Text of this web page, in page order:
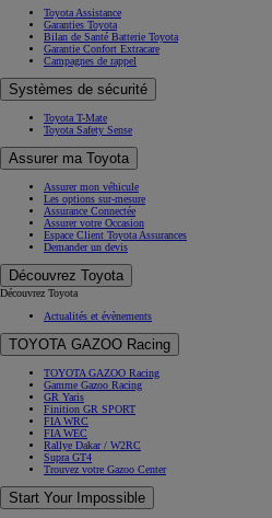
Toyota Assistance
Garanties Toyota
Bilan de Santé Batterie Toyota
Garantie Confort Extracare
Campagnes de rappel
Systèmes de sécurité
Toyota T-Mate
Toyota Safety Sense
Assurer ma Toyota
Assurer mon véhicule
Les options sur-mesure
Assurance Connectée
Assurer votre Occasion
Espace Client Toyota Assurances
Demander un devis
Découvrez Toyota
Découvrez Toyota
Actualités et évènements
TOYOTA GAZOO Racing
TOYOTA GAZOO Racing
Gamme Gazoo Racing
GR Yaris
Finition GR SPORT
FIA WRC
FIA WEC
Rallye Dakar / W2RC
Supra GT4
Trouvez votre Gazoo Center
Start Your Impossible